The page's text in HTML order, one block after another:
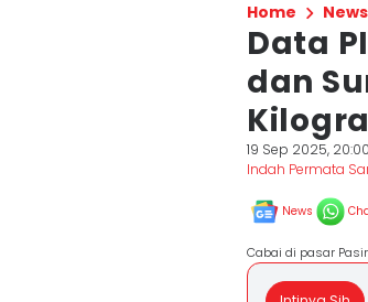
Home News
Data
dan
19 Sep 2025,
Indah Permata
News
Cabai di pasar